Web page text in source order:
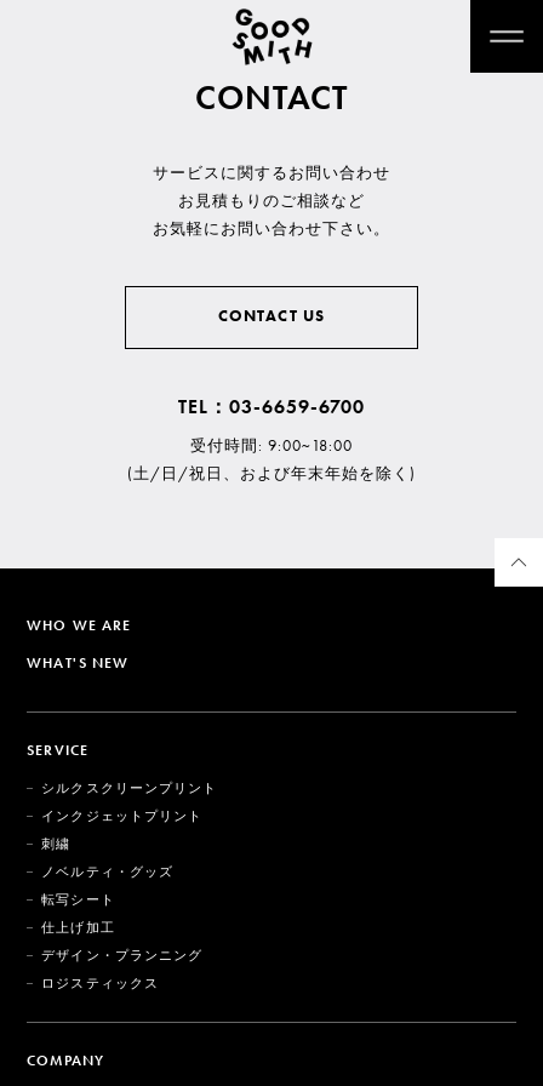
CONTACT
サービスに関するお問い合わせ
お見積もりのご相談など
お気軽にお問い合わせ下さい。
CONTACT US
TEL：03-6659-6700
受付時間: 9:00~18:00
(土/日/祝日、および年末年始を除く)
WHO WE ARE
WHAT'S NEW
SERVICE
シルクスクリーンプリント
インクジェットプリント
刺繍
ノベルティ・グッズ
転写シート
仕上げ加工
デザイン・プランニング
ロジスティックス
COMPANY